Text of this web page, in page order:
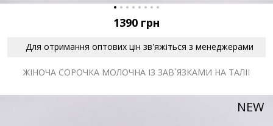
1390 грн
Для отримання оптових цін зв'яжіться з менеджерами
ЖІНОЧА СОРОЧКА МОЛОЧНА ІЗ ЗАВ`ЯЗКАМИ НА ТАЛІЇ
NEW